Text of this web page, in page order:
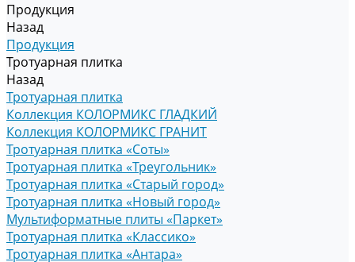
Продукция
Назад
Продукция
Тротуарная плитка
Назад
Тротуарная плитка
Коллекция КОЛОРМИКС ГЛАДКИЙ
Коллекция КОЛОРМИКС ГРАНИТ
Тротуарная плитка «Соты»
Тротуарная плитка «Треугольник»
Тротуарная плитка «Старый город»
Тротуарная плитка «Новый город»
Мультиформатные плиты «Паркет»
Тротуарная плитка «Классико»
Тротуарная плитка «Антара»